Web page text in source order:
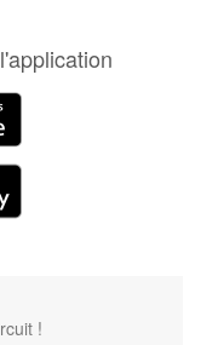
!